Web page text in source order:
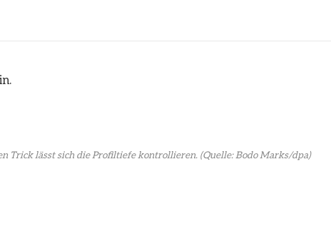
Trick lässt sich die Profiltiefe kontrollieren. (Quelle: Bodo Marks/dpa)